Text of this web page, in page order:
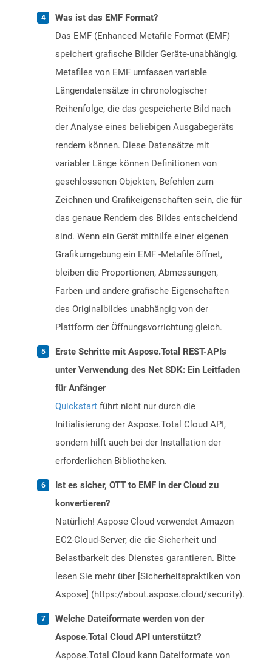
Was ist das EMF Format?
Das EMF (Enhanced Metafile Format (EMF)
speichert grafische Bilder Geräte-unabhängig.
Metafiles von EMF umfassen variable
Längendatensätze in chronologischer
Reihenfolge, die das gespeicherte Bild nach
der Analyse eines beliebigen Ausgabegeräts
rendern können. Diese Datensätze mit
variabler Länge können Definitionen von
geschlossenen Objekten, Befehlen zum
Zeichnen und Grafikeigenschaften sein, die für
das genaue Rendern des Bildes entscheidend
sind. Wenn ein Gerät mithilfe einer eigenen
Grafikumgebung ein EMF -Metafile öffnet,
bleiben die Proportionen, Abmessungen,
Farben und andere grafische Eigenschaften
des Originalbildes unabhängig von der
Plattform der Öffnungsvorrichtung gleich.
Erste Schritte mit Aspose.Total REST-APIs
unter Verwendung des Net SDK: Ein Leitfaden
für Anfänger
Quickstart führt nicht nur durch die
Initialisierung der Aspose.Total Cloud API,
sondern hilft auch bei der Installation der
erforderlichen Bibliotheken.
Ist es sicher, OTT to EMF in der Cloud zu
konvertieren?
Natürlich! Aspose Cloud verwendet Amazon
EC2-Cloud-Server, die die Sicherheit und
Belastbarkeit des Dienstes garantieren. Bitte
lesen Sie mehr über [Sicherheitspraktiken von
Aspose] (https://about.aspose.cloud/security).
Welche Dateiformate werden von der
Aspose.Total Cloud API unterstützt?
Aspose.Total Cloud kann Dateiformate von